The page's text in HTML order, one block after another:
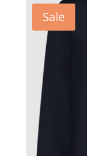
€79,95.
Sale